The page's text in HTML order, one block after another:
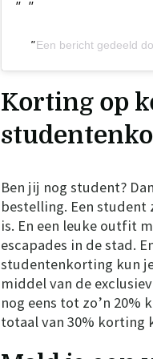
Een bericht gedeeld
Korting op
Ben jij nog student?
bestelling. Een
is. En een leuke outfit
escapades in de stad.
studentenkorting kun
middel van de
nog eens tot zo’n
totaal van 30% korting